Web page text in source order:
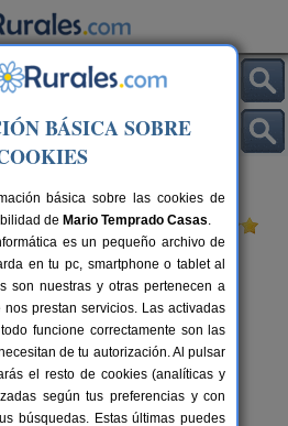
de Gopegui
2-12 pers.
desde25 €
(Álava)
BÁSICA SOBRE
básica sobre las cookies de
de Mario Temprado Casas.
es un pequeño archivo de
en tu pc, smartphone o tablet al
son nuestras y otras pertenecen a
prestan servicios. Las activadas
funcione correctamente son las
de tu autorización. Al pulsar
el resto de cookies (analíticas y
según tus preferencias y con
búsquedas. Estas últimas puedes